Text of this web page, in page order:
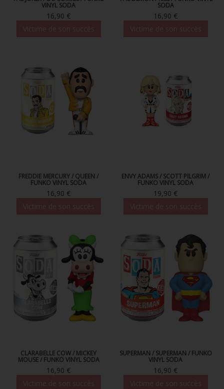
VINYL SODA
16,90 €
SODA
16,90 €
FREDDIE MERCURY / QUEEN /
FUNKO VINYL SODA
16,90 €
ENVY ADAMS / SCOTT PILGRIM /
FUNKO VINYL SODA
19,90 €
CLARABELLE COW / MICKEY
MOUSE / FUNKO VINYL SODA
16,90 €
SUPERMAN / SUPERMAN / FUNKO
VINYL SODA
16,90 €